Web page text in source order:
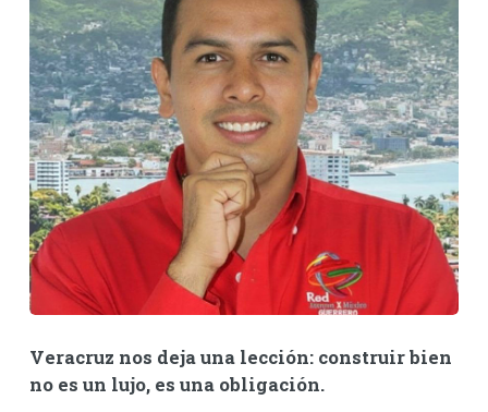
Veracruz nos deja una lección: construir bien
no es un lujo, es una obligación.